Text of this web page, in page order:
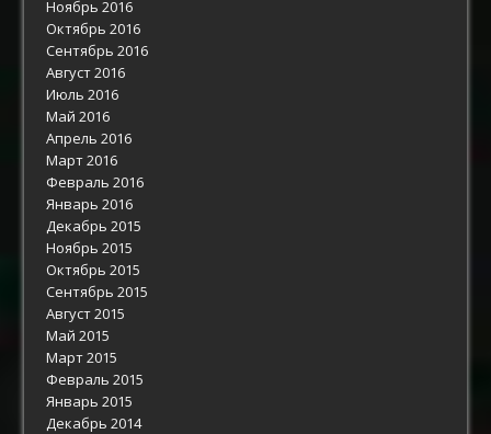
Ноябрь 2016
Октябрь 2016
Сентябрь 2016
Август 2016
Июль 2016
Май 2016
Апрель 2016
Март 2016
Февраль 2016
Январь 2016
Декабрь 2015
Ноябрь 2015
Октябрь 2015
Сентябрь 2015
Август 2015
Май 2015
Март 2015
Февраль 2015
Январь 2015
Декабрь 2014